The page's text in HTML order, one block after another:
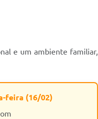
e um ambiente familiar,
feira (16/02)